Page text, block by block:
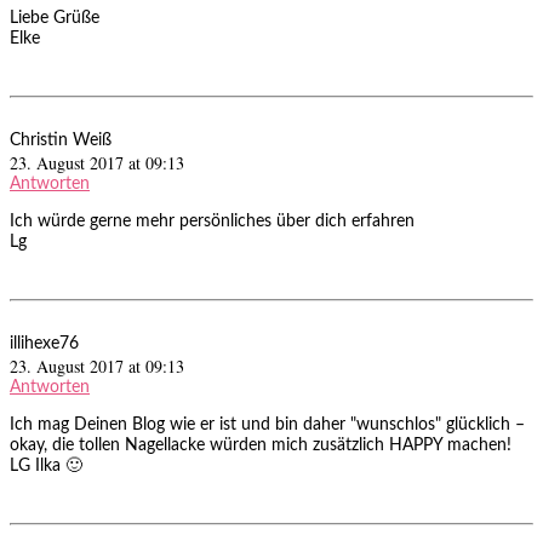
Liebe Grüße
Elke
Christin Weiß
23. August 2017 at 09:13
Antworten
Ich würde gerne mehr persönliches über dich erfahren
Lg
illihexe76
23. August 2017 at 09:13
Antworten
Ich mag Deinen Blog wie er ist und bin daher "wunschlos" glücklich –
okay, die tollen Nagellacke würden mich zusätzlich HAPPY machen!
LG Ilka 🙂